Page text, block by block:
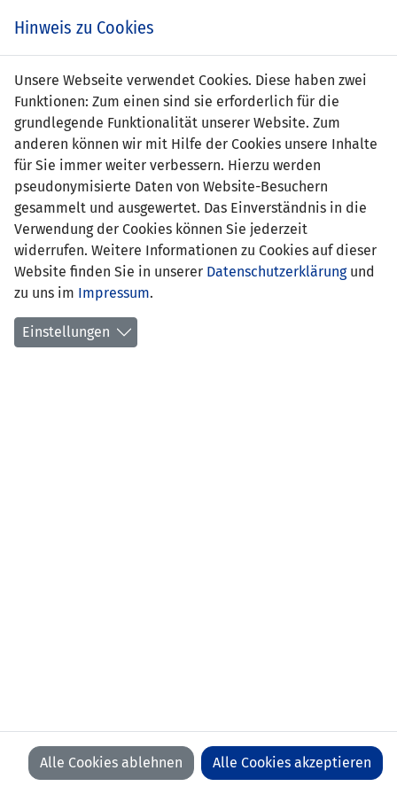
Marco Ritzberger
Position: Verteidigung
Geburtsdatum: 27. Dezember 1986
erlernter Beruf: Kaufmann
erstes
Länderspiel:
03.09.2004 Niederlande -
Liechtenstein (3:0)
Anzahl Spiele:
Hinweis zu Cookies
Unsere Webseite verwendet Cookies. Diese haben zwei
Funktionen: Zum einen sind sie erforderlich für die
grundlegende Funktionalität unserer Website. Zum
anderen können wir mit Hilfe der Cookies unsere Inhalte
für Sie immer weiter verbessern. Hierzu werden
pseudonymisierte Daten von Website-Besuchern
gesammelt und ausgewertet. Das Einverständnis in die
Verwendung der Cookies können Sie jederzeit
widerrufen. Weitere Informationen zu Cookies auf dieser
Website finden Sie in unserer Datenschutzerklärungund
zu uns im Impressum.
Einstellungen
Alle Cookies ablehnen Alle Cookies akzeptieren